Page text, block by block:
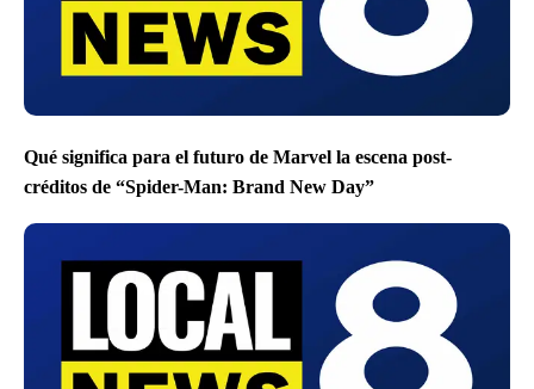
Qué significa para el futuro de Marvel la escena post-
créditos de “Spider-Man: Brand New Day”